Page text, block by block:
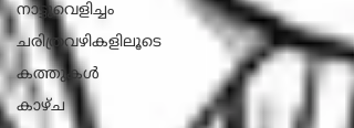
നാട്ടുവെളിച്ചം
ചരിത്രവഴികളിലൂടെ
കത്തുകൾ
കാഴ്ച